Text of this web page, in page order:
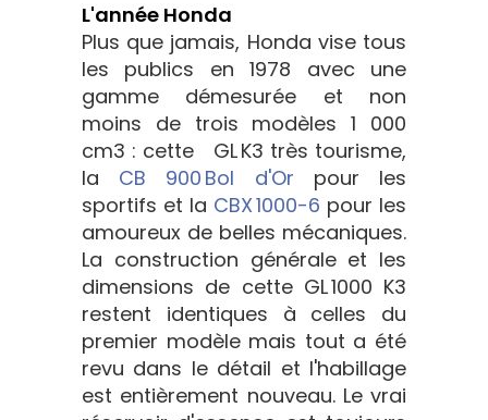
L'année Honda
Plus que jamais, Honda vise tous
les publics en 1978 avec une
gamme démesurée et non
moins de trois modèles 1 000
cm3 : cette GL K3 très tourisme,
la CB 900 Bol d'Or pour les
sportifs et la CBX 1000-6 pour les
amoureux de belles mécaniques.
La construction générale et les
dimensions de cette GL 1000 K3
restent identiques à celles du
premier modèle mais tout a été
revu dans le détail et l'habillage
est entièrement nouveau. Le vrai